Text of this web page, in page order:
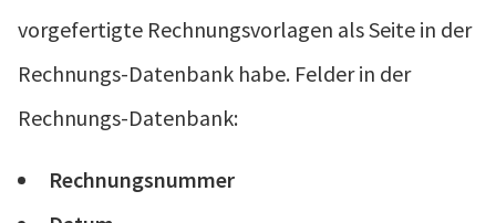
vorgefertigte Rechnungsvorlagen als Seite in der
Rechnungs-Datenbank habe. Felder in der
Rechnungs-Datenbank:
Rechnungsnummer